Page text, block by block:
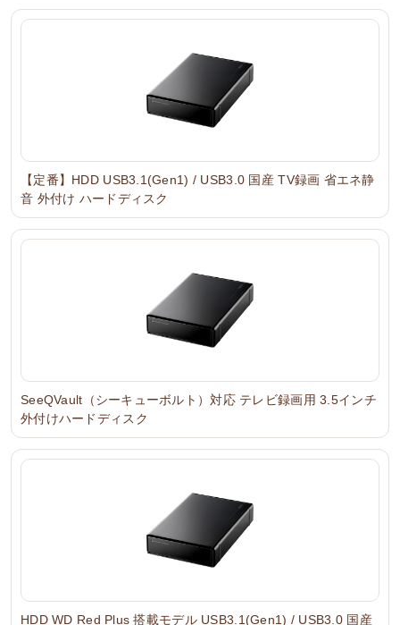
【定番】HDD USB3.1(Gen1) / USB3.0 国産 TV録画 省エネ静
音 外付け ハードディスク
SeeQVault（シーキューボルト）対応 テレビ録画用 3.5インチ
外付けハードディスク
HDD WD Red Plus 搭載モデル USB3.1(Gen1) / USB3.0 国産